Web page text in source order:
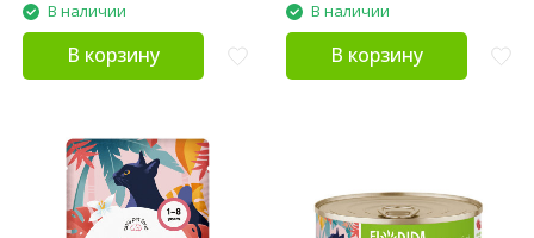
В наличии
В корзину
В наличии
В корзину